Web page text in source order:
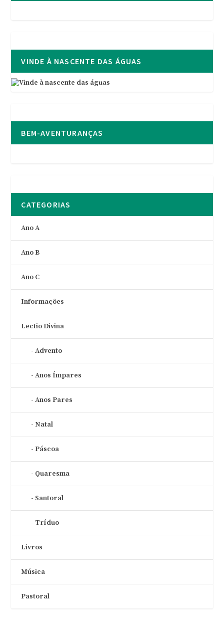
VINDE À NASCENTE DAS ÁGUAS
BEM-AVENTURANÇAS
CATEGORIAS
Ano A
Ano B
Ano C
Informações
Lectio Divina
Advento
Anos Ímpares
Anos Pares
Natal
Páscoa
Quaresma
Santoral
Tríduo
Livros
Música
Pastoral